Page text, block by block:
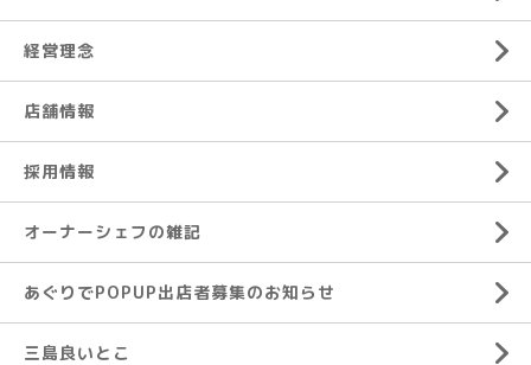
経営理念
店舗情報
採用情報
オーナーシェフの雑記
あぐりでPOPUP出店者募集のお知らせ
三島良いとこ